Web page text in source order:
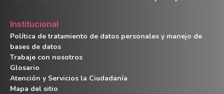
Institucional
Política de tratamiento de datos personales y manejo de
bases de datos
Trabaje con nosotros
Glosario
Atención y Servicios la Ciudadanía
Mapa del sitio